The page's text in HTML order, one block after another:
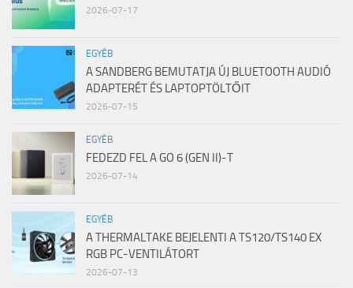
2026-07-17
EGYÉB
A SANDBERG BEMUTATJA ÚJ BLUETOOTH AUDIÓ
ADAPTERÉT ÉS LAPTOPTÖLTŐIT
2026-07-15
EGYÉB
FEDEZD FEL A GO 6 (GEN II)-T
2026-07-14
EGYÉB
A THERMALTAKE BEJELENTI A TS120/TS140 EX
RGB PC-VENTILÁTORT
2026-07-13